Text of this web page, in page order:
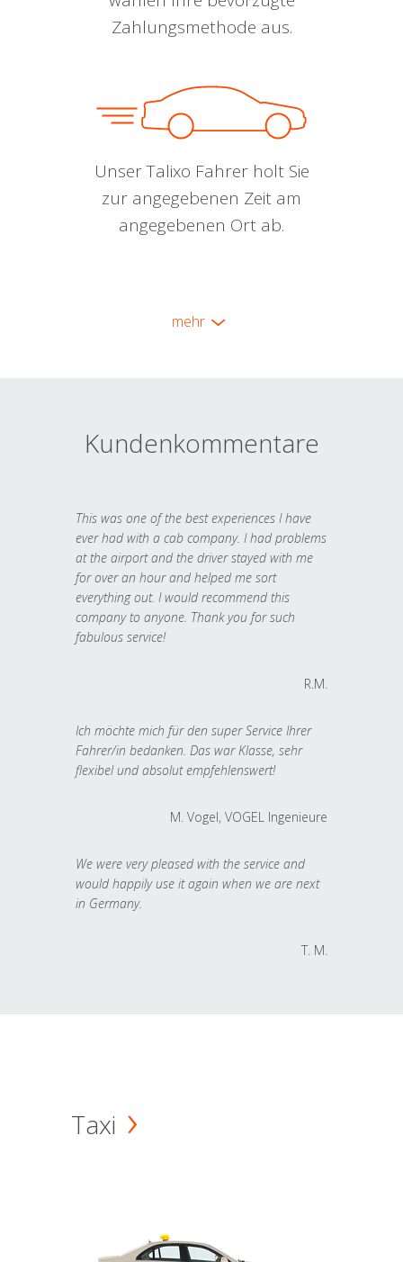
Zahlungsmethode aus.
Unser Talixo Fahrer holt Sie
zur angegebenen Zeit am
angegebenen Ort ab.
mehr
Kundenkommentare
This was one of the best experiences I have
ever had with a cab company. I had problems
at the airport and the driver stayed with me
for over an hour and helped me sort
everything out. I would recommend this
company to anyone. Thank you for such
fabulous service!
R.M.
Ich möchte mich für den super Service Ihrer
Fahrer/in bedanken. Das war Klasse, sehr
flexibel und absolut empfehlenswert!
M. Vogel, VOGEL Ingenieure
We were very pleased with the service and
would happily use it again when we are next
in Germany.
T. M.
Taxi